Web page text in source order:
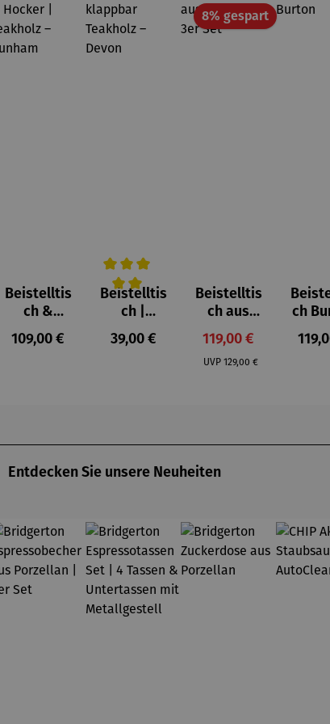
Beistelltis
ch &
Hocker |
Teakholz –
Regulärer Preis:
109,00 €
Durchschnittliche Bewertung von 5 von
Beistelltis
ch |
klappbar
Teakholz –
Regulärer Preis:
39,00 €
8% gespartRabatt
Beistelltis
ch aus
Teakholz
3er Set
Verkaufspreis:
119,00 €
UVP Regulärer Preis:
129,00 €
ch
Entdecken Sie unsere Neuheiten